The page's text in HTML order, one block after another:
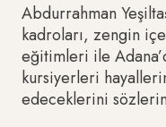
Abdurrahman
kadroları, zengin
eğitimleri ile
kursiyerleri
edeceklerini